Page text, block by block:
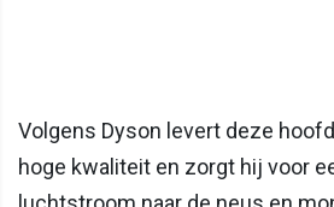
Volgens Dyson levert deze
hoge kwaliteit en zorgt hij voor